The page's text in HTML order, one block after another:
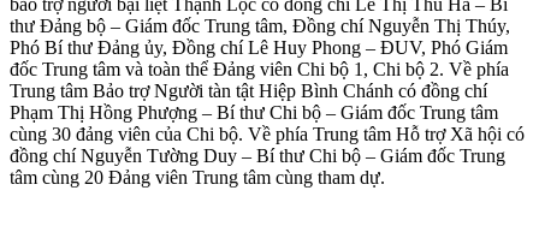
thư Đảng bộ – Giám đốc Trung tâm, Đồng chí Nguyễn Thị Thúy,
Phó Bí thư Đảng ủy, Đồng chí Lê Huy Phong – ĐUV, Phó Giám
đốc Trung tâm và toàn thể Đảng viên Chi bộ 1, Chi bộ 2. Về phía
Trung tâm Bảo trợ Người tàn tật Hiệp Bình Chánh có đồng chí
Phạm Thị Hồng Phượng – Bí thư Chi bộ – Giám đốc Trung tâm
cùng 30 đảng viên của Chi bộ. Về phía Trung tâm Hỗ trợ Xã hội có
đồng chí Nguyễn Tường Duy – Bí thư Chi bộ – Giám đốc Trung
tâm cùng 20 Đảng viên Trung tâm cùng tham dự.